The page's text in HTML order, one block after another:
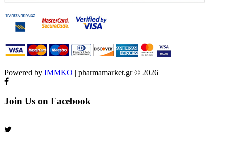
Powered by IMMKO | pharmamarket.gr © 2026
Join Us on Facebook